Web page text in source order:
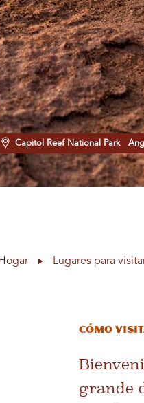
Capitol Reef National Park
Hogar Lugares para
Cómo
grande